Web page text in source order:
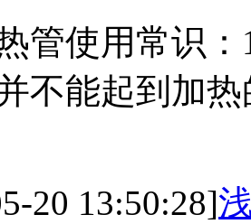
管使用常识
不能起到加
20 13:50:28]